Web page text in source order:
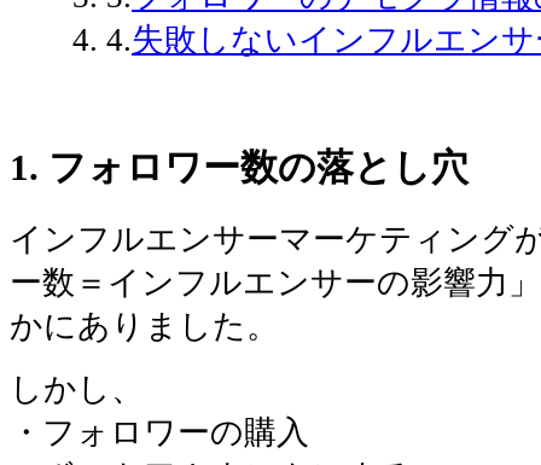
4.失敗しないインフルエン
1. フォロワー数の落とし穴
インフルエンサーマーケティング
ー数＝インフルエンサーの影響力
かにありました。
しかし、
・フォロワーの購入